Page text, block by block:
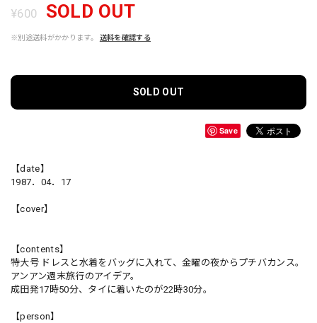
¥600 SOLD OUT
※別途送料がかかります。 送料を確認する
SOLD OUT
Save
【date】
1987．04．17
【cover】
【contents】
特大号 ドレスと水着をバッグに入れて、金曜の夜からプチバカンス。
アンアン週末旅行のアイデア。
成田発17時50分、タイに着いたのが22時30分。
【person】